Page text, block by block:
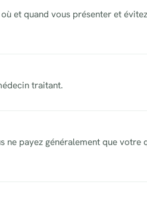
et quand vous présenter et
traitant.
ne payez généralement que votre